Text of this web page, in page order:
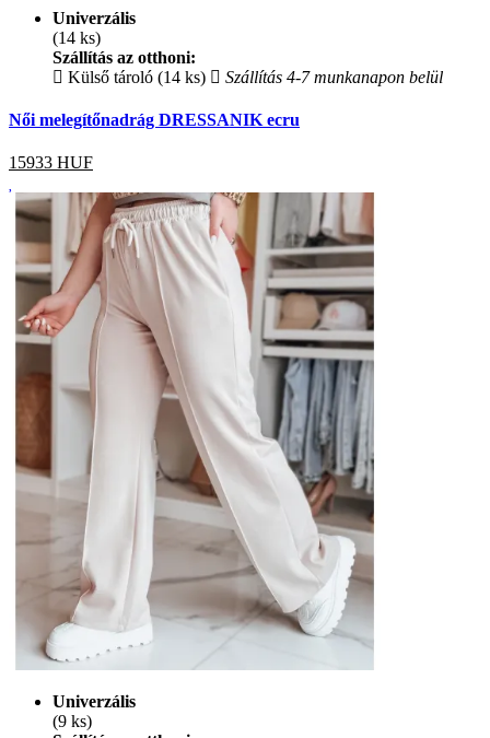
Univerzális
(14 ks)
Szállítás az otthoni:
Külső tároló (14 ks)
Szállítás 4-7 munkanapon belül
Női melegítőnadrág DRESSANIK ecru
15933 HUF
Univerzális
(9 ks)